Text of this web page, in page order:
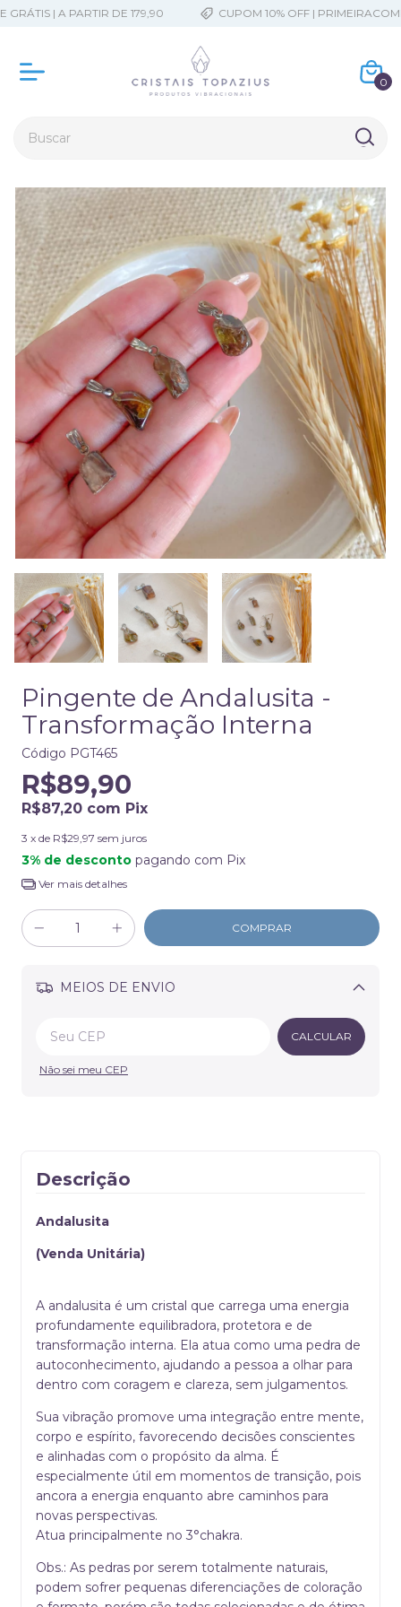
| A PARTIR DE 179,90 CUPOM 10% OFF |
0
Pingente de Andalusita -
Transformação Interna
Código PGT465
R$89,90
R$87,20 com Pix
3 x de R$29,97 sem juros
3% de desconto pagando com Pix
Ver mais detalhes
MEIOS DE ENVIO
Alterar CEP
CALCULAR
Não sei meu CEP
Descrição
Andalusita
(Venda Unitária)
A andalusita é um cristal que carrega uma energia
profundamente equilibradora, protetora e de
transformação interna. Ela atua como uma pedra de
autoconhecimento, ajudando a pessoa a olhar para
dentro com coragem e clareza, sem julgamentos.
Sua vibração promove uma integração entre mente,
corpo e espírito, favorecendo decisões conscientes
e alinhadas com o propósito da alma. É
especialmente útil em momentos de transição, pois
ancora a energia enquanto abre caminhos para
novas perspectivas.
Atua principalmente no 3°chakra.
Obs.: As pedras por serem totalmente naturais,
podem sofrer pequenas diferenciações de coloração